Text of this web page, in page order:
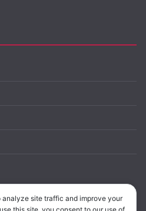
site traffic and improve your